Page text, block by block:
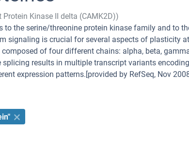
Kinase II delta (CAMK2D))
to the serine/threonine protein kinase family and to
signaling is crucial for several aspects of plasticity
of four different chains: alpha, beta,
splicing results in multiple transcript variants
expression patterns.[provided by RefSeq, Nov